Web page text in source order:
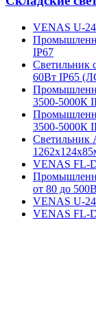
VENAS U-
IP67
Светильник
60Вт IP65
3500-5000К
3500-5000К
Светильник
VENAS FL-
от 80 до
VENAS U-
VENAS FL-